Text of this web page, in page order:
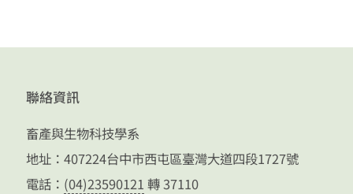
聯絡資訊
畜產與生物科技學系
地址：407224台中市西屯區臺灣大道四段1727號
電話： (04)23590121 轉 37110